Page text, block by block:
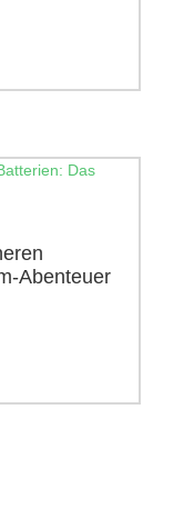
Abenteuer